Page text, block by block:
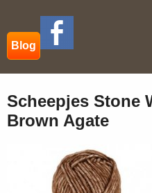
Blog
Scheepjes Stone
Brown Agate